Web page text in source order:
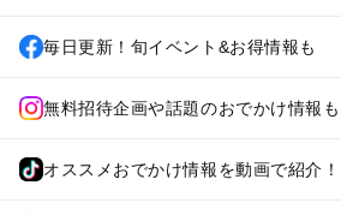
毎日更新！旬イベント&お得情報も
無料招待企画や話題のおでかけ情報も
オススメおでかけ情報を動画で紹介！